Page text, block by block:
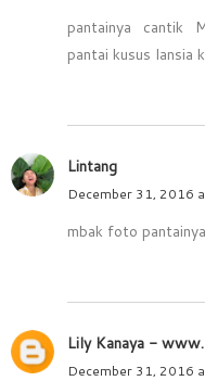
pantainya cantik
pantai kusus lansia
Lintang
December 31, 2016
mbak foto
Lily Kanaya -
December 31, 2016